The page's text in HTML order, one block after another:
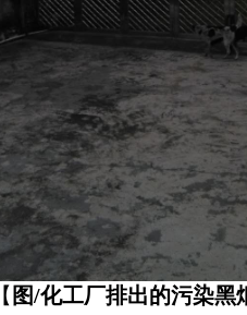
【 图/化工厂排出的污染黑